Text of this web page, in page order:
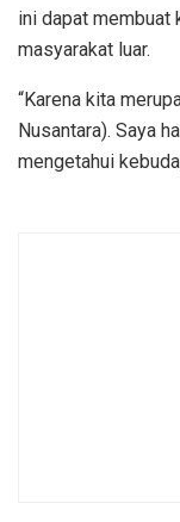
ini dapat membuat
masyarakat luar.
“Karena kita
Nusantara). Saya
mengetahui